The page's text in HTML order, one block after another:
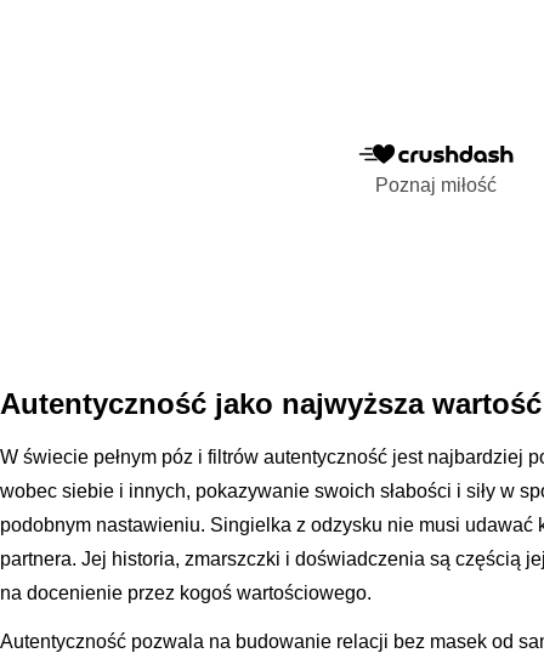
Poznaj miłość
Autentyczność jako najwyższa wartość
W świecie pełnym póz i filtrów autentyczność jest najbardziej
wobec siebie i innych, pokazywanie swoich słabości i siły w
podobnym nastawieniu. Singielka z odzysku nie musi udawać
partnera. Jej historia, zmarszczki i doświadczenia są częścią
na docenienie przez kogoś wartościowego.
Autentyczność pozwala na budowanie relacji bez masek od